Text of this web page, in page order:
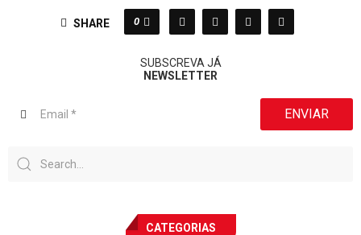
SHARE 0
SUBSCREVA JÁ
NEWSLETTER
ENVIAR
CATEGORIAS